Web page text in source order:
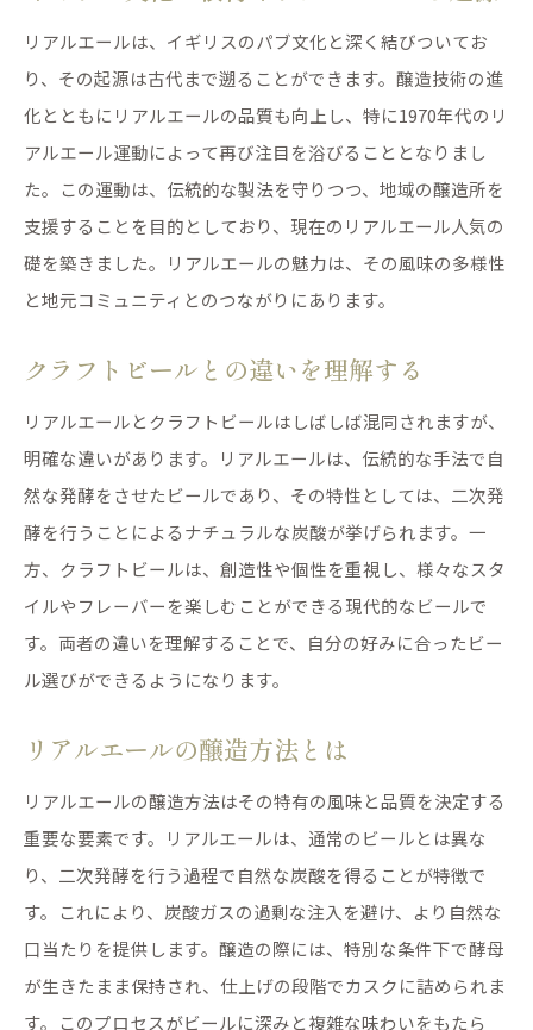
リアルエールは、イギリスのパブ文化と深く結びついてお
り、その起源は古代まで遡ることができます。醸造技術の進
化とともにリアルエールの品質も向上し、特に1970年代のリ
アルエール運動によって再び注目を浴びることとなりまし
た。この運動は、伝統的な製法を守りつつ、地域の醸造所を
支援することを目的としており、現在のリアルエール人気の
礎を築きました。リアルエールの魅力は、その風味の多様性
と地元コミュニティとのつながりにあります。
クラフトビールとの違いを理解する
リアルエールとクラフトビールはしばしば混同されますが、
明確な違いがあります。リアルエールは、伝統的な手法で自
然な発酵をさせたビールであり、その特性としては、二次発
酵を行うことによるナチュラルな炭酸が挙げられます。一
方、クラフトビールは、創造性や個性を重視し、様々なスタ
イルやフレーバーを楽しむことができる現代的なビールで
す。両者の違いを理解することで、自分の好みに合ったビー
ル選びができるようになります。
リアルエールの醸造方法とは
リアルエールの醸造方法はその特有の風味と品質を決定する
重要な要素です。リアルエールは、通常のビールとは異な
り、二次発酵を行う過程で自然な炭酸を得ることが特徴で
す。これにより、炭酸ガスの過剰な注入を避け、より自然な
口当たりを提供します。醸造の際には、特別な条件下で酵母
が生きたまま保持され、仕上げの段階でカスクに詰められま
す。このプロセスがビールに深みと複雑な味わいをもたら